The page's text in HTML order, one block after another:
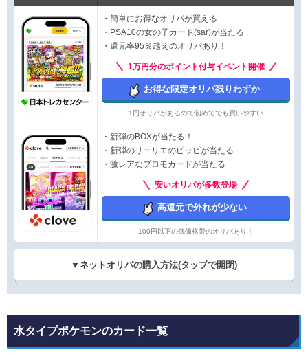
・簡単にお得なオリパが買える
・PSA10の女の子カード(sar)が当たる
・還元率95％越えのオリパあり！
1万円分のポイント付与イベント開催
お得な限定オリパ残りわずか
1円オリパがあるので初めてでも買いやすい
・新弾のBOXが当たる！
・新弾のリーリエのピッピが当たる
・激レアなプロモカードが当たる
安いオリパが多数登場
高還元で外れが少ない
100円以下の低価格帯のオリパあり！
▼ネットオリパの購入方法(タップで開閉)
水タイプポケモンのカード一覧